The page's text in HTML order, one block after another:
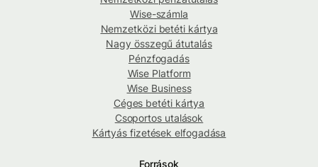
Wise-számla
Nemzetközi betéti kártya
Nagy összegű átutalás
Pénzfogadás
Wise Platform
Wise Business
Céges betéti kártya
Csoportos utalások
Kártyás fizetések elfogadása
Források